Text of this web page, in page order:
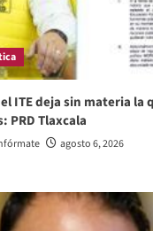
ITE deja sin materia la
PRD Tlaxcala
agosto 6, 2026